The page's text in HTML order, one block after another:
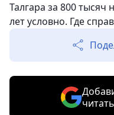
Талгара за 800
лет условно. Где